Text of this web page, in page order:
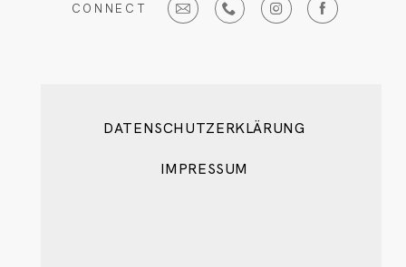
DATENSCHUTZERKLÄRUNG
IMPRESSUM
CONNECT